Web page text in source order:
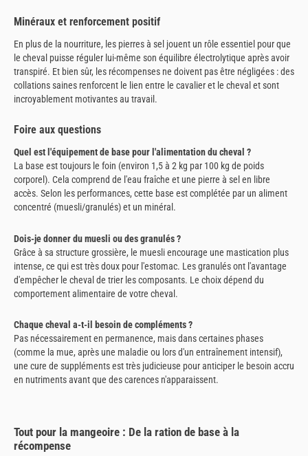
Minéraux et renforcement positif
En plus de la nourriture, les pierres à sel jouent un rôle essentiel pour que
le cheval puisse réguler lui-même son équilibre électrolytique après avoir
transpiré. Et bien sûr, les récompenses ne doivent pas être négligées : des
collations saines renforcent le lien entre le cavalier et le cheval et sont
incroyablement motivantes au travail.
Foire aux questions
Quel est l'équipement de base pour l'alimentation du cheval ?
La base est toujours le foin (environ 1,5 à 2 kg par 100 kg de poids
corporel). Cela comprend de l'eau fraîche et une pierre à sel en libre
accès. Selon les performances, cette base est complétée par un aliment
concentré (muesli/granulés) et un minéral.
Dois-je donner du muesli ou des granulés ?
Grâce à sa structure grossière, le muesli encourage une mastication plus
intense, ce qui est très doux pour l'estomac. Les granulés ont l'avantage
d'empêcher le cheval de trier les composants. Le choix dépend du
comportement alimentaire de votre cheval.
Chaque cheval a-t-il besoin de compléments ?
Pas nécessairement en permanence, mais dans certaines phases
(comme la mue, après une maladie ou lors d'un entraînement intensif),
une cure de suppléments est très judicieuse pour anticiper le besoin accru
en nutriments avant que des carences n'apparaissent.
Tout pour la mangeoire : De la ration de base à la
récompense